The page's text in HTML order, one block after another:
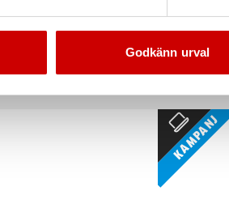
Godkänn urval
Obehandlad OBH
Kampanj